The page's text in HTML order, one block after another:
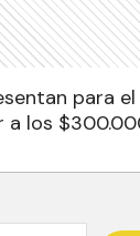
para
a los